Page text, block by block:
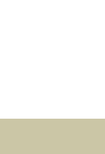
Wert ein oder